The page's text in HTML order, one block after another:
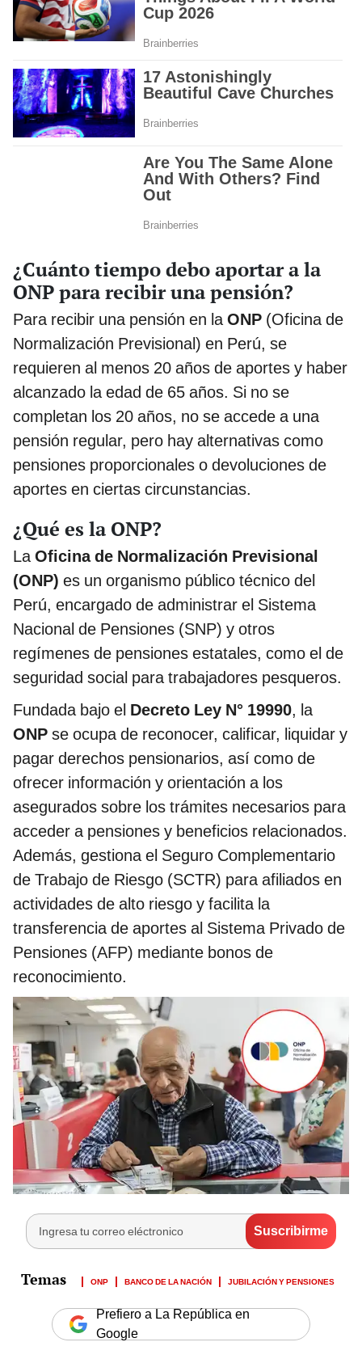
¿Cuánto tiempo debo aportar a la
ONP para recibir una pensión?
Para recibir una pensión en laONP (Oficina de
Normalización Previsional) en Perú, se
requieren al menos 20 años de aportes y haber
alcanzado la edad de 65 años. Si no se
completan los 20 años, no se accede a una
pensión regular, pero hay alternativas como
pensiones proporcionales o devoluciones de
aportes en ciertas circunstancias.
¿Qué es la ONP?
LaOficina de Normalización Previsional
(ONP) es un organismo público técnico del
Perú, encargado de administrar el Sistema
Nacional de Pensiones (SNP) y otros
regímenes de pensiones estatales, como el de
seguridad social para trabajadores pesqueros.
Fundada bajo el Decreto Ley N° 19990, la
ONP se ocupa de reconocer, calificar, liquidar y
pagar derechos pensionarios, así como de
ofrecer información y orientación a los
asegurados sobre los trámites necesarios para
acceder a pensiones y beneficios relacionados.
Además, gestiona el Seguro Complementario
de Trabajo de Riesgo (SCTR) para afiliados en
actividades de alto riesgo y facilita la
transferencia de aportes al Sistema Privado de
Pensiones (AFP) mediante bonos de
reconocimiento.
ONP BANCO DE LA NACIÓN JUBILACIÓN Y PENSIONES
Prefiero a La República en
Google